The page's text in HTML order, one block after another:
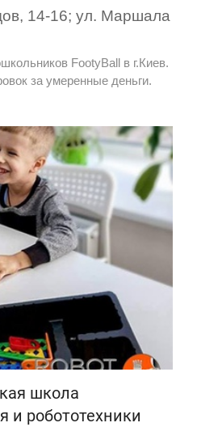
14-16; ул. Маршала
FootyBall в г.Киев.
за умеренные деньги.
школа
и робототехники